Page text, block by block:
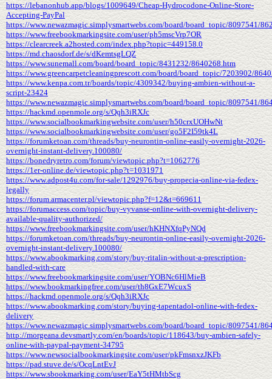
https://lebanonhub.app/blogs/1009649/Cheap-Hydrocodone-Online-Store-
Accepting-PayPal
https://www.newazmagic.simplysmartwebs.com/board/board_topic/8097541/
https://www.freebookmarkingsite.com/user/ph5mscVrp7OR
https://clearcreek.a2hosted.com/index.php?topic=449158.0
https://md.chaosdorf.de/s/dKemtsgLQZ
https://www.sunemall.com/board/board_topic/8431232/8640268.htm
https://www.greencarpetcleaningprescott.com/board/board_topic/7203902/
https://www.kenpa.com.tr/boards/topic/4309342/buying-ambien-without-a-
script-23424
https://www.newazmagic.simplysmartwebs.com/board/board_topic/8097541/
https://hackmd.openmole.org/s/Qqh3iRXJc
https://www.socialbookmarkingwebsite.com/user/h50crxUOHwNt
https://www.socialbookmarkingwebsite.com/user/go5F2I59tk4L
https://forumketoan.com/threads/buy-neurontin-online-easily-overnight-2026-
overnight-instant-delivery.100080/
https://bonedryretro.com/forum/viewtopic.php?t=1062776
https://1er-online.de/viewtopic.php?t=1031971
https://www.adpost4u.com/for-sale/1292976/buy-propecia-online-via-fedex-
legally
https://forum.armacenter.pl/viewtopic.php?f=12&t=669611
https://forumaccess.com/topic/buy-vyvanse-online-with-overnight-delivery-
available-quality-authorized/
https://www.freebookmarkingsite.com/user/hKHNXfqPyNQd
https://forumketoan.com/threads/buy-neurontin-online-easily-overnight-2026-
overnight-instant-delivery.100080/
https://www.abookmarking.com/story/buy-ritalin-without-a-prescription-
handled-with-care
https://www.freebookmarkingsite.com/user/YOBNc6HlMieB
https://www.bookmarkingfree.com/user/th8GxE7WcuxS
https://hackmd.openmole.org/s/Qqh3iRXJc
https://www.abookmarking.com/story/buying-tapentadol-online-with-fedex-
delivery
https://www.newazmagic.simplysmartwebs.com/board/board_topic/8097541/
http://morgeana.devsmartly.com/en/boards/topic/118643/buy-ambien-safely-
online-with-paypal-payment-34795
https://www.newsocialbookmarkingsite.com/user/pkFmsnxzJKFb
https://pad.stuve.de/s/OcqLntEvJ
https://www.sbookmarking.com/user/EaY5tHMtbScg